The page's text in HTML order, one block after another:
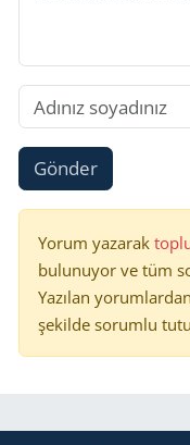
Gönder
Yorum yazarak
bulunuyor ve tüm
Yazılan
şekilde sorumlu